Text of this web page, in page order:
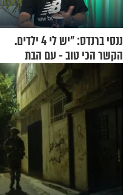
ננסי ברנדס: "יש לי 4 ילדים.
הקשר הכי טוב - עם הבת